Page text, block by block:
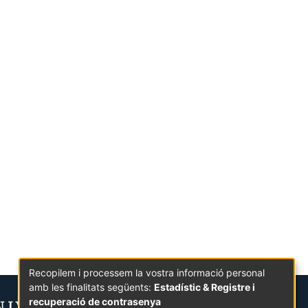
Recopilem i processem la vostra informació personal
amb les finalitats següents: Estadístic & Registre i
recuperació de contrasenya